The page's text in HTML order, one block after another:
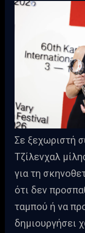
Σε ξεχωριστή
Τζίλενχαλ
για τη
ότι δεν
ταμπού ή να
δημιουργήσει